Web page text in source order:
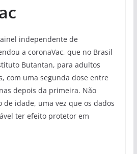
independente de
a coronaVac, que no Brasil
Butantan, para adultos
com uma segunda dose entre
depois da primeira. Não
de idade, uma vez que os dados
ter efeito protetor em